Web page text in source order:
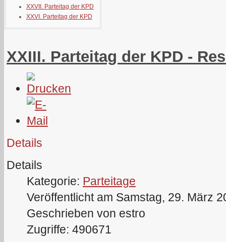
XXVII. Parteitag der KPD
XXVI. Parteitag der KPD
XXIII. Parteitag der KPD -
Details
Details
Kategorie: Parteitage
Veröffentlicht am Samstag, 29. März
Geschrieben von estro
Zugriffe: 490671